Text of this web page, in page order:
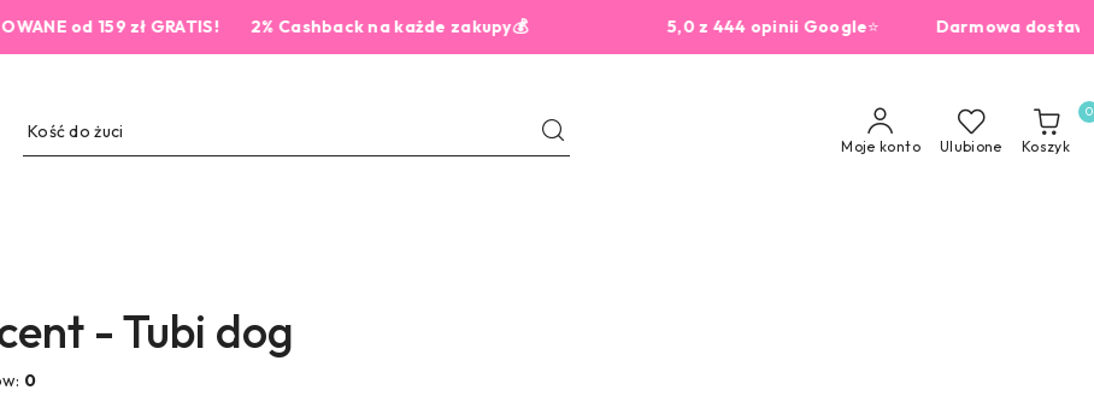
od 159 zł GRATIS! 2% Cashback na każde zakupy💰 5,0 z 444 opinii Google⭐Darmowa dostawa od
Moje konto Ulubione Koszyk
0
- Tubi dog
0